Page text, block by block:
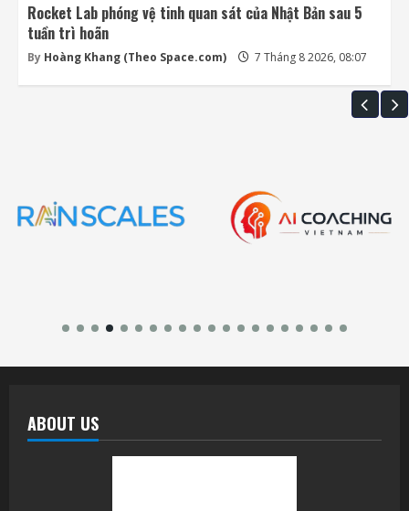
Rocket Lab phóng vệ tinh quan sát của Nhật Bản sau 5
tuần trì hoãn
By Hoàng Khang (Theo Space.com) 7 Tháng 8 2026, 08:07
ABOUT US